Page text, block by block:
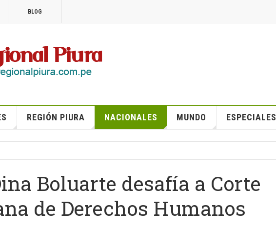
BLOG
REGIÓN PIURA NACIONALES MUNDO ESPECIALES
Boluarte desafía a Corte
de Derechos Humanos